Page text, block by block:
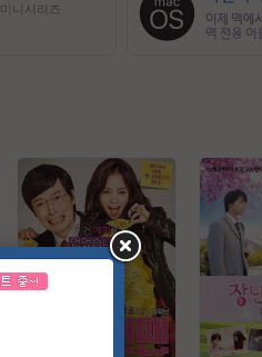
개) 남주혁, 노윤
미니시리즈